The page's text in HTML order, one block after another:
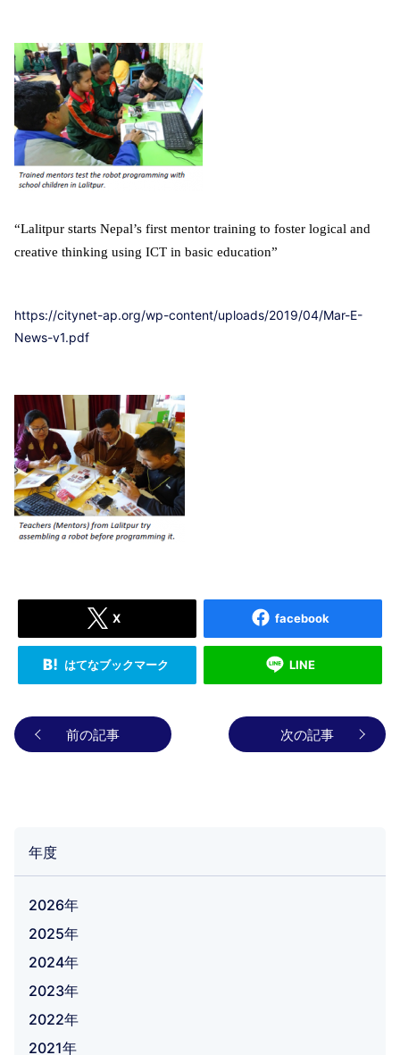
“Lalitpur starts Nepal’s first mentor training to foster logical and
creative thinking using ICT in basic education”
https://citynet-ap.org/wp-content/uploads/2019/04/Mar-E-
News-v1.pdf
X facebook
はてなブックマーク LINE
前の記事 次の記事
年度
2026年
2025年
2024年
2023年
2022年
2021年